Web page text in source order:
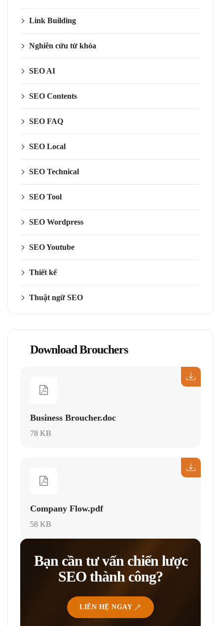
Link Building
Nghiên cứu từ khóa
SEO AI
SEO Contents
SEO FAQ
SEO Local
SEO Technical
SEO Tool
SEO Wordpress
SEO Youtube
Thiết kế
Thuật ngữ SEO
Download Brouchers
Business Broucher.doc
78 KB
Company Flow.pdf
58 KB
Bạn cần tư vấn chiến lược
SEO thành công?
LIÊN HỆ NGAY